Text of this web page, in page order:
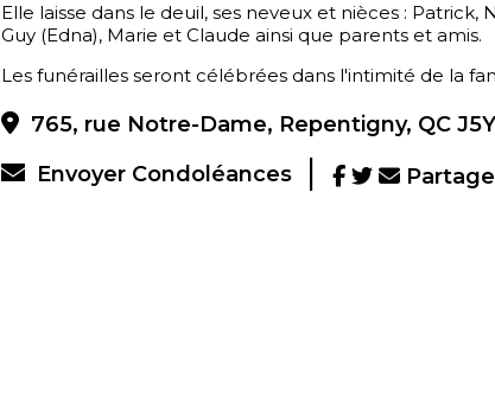
Elle laisse dans le deuil, ses neveux et nièces : Patrick,
Guy (Edna), Marie et Claude ainsi que parents et amis.
Les funérailles seront célébrées dans l'intimité de la
765, rue Notre-Dame, Repentigny, QC
Envoyer Condoléances